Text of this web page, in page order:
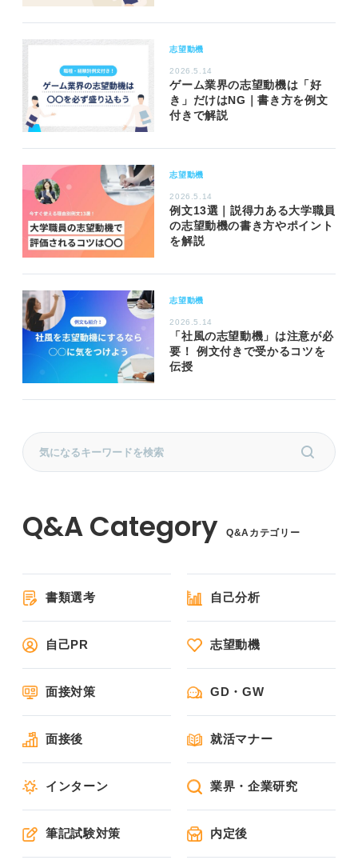
志望動機
2026.5.14
ゲーム業界の志望動機は「好
き」だけはNG｜書き方を例文
付きで解説
志望動機
2026.5.14
例文13選｜説得力ある大学職員
の志望動機の書き方やポイント
を解説
志望動機
2026.5.14
「社風の志望動機」は注意が必
要！ 例文付きで受かるコツを
伝授
Q&Aカテゴリー
書類選考 自己分析
自己PR 志望動機
面接対策 GD・GW
面接後 就活マナー
インターン 業界・企業研究
筆記試験対策 内定後